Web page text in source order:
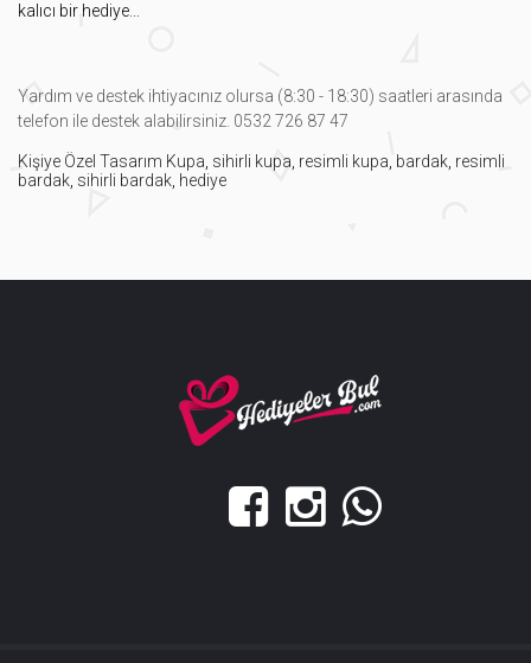
kalıcı bir hediye...
Yardım ve destek ihtiyacınız olursa (8:30 - 18:30) saatleri arasında
telefon ile destek alabilirsiniz. 0532 726 87 47
Kişiye Özel Tasarım Kupa sihirli kupa resimli kupa bardak resimli
bardak sihirli bardak hediye